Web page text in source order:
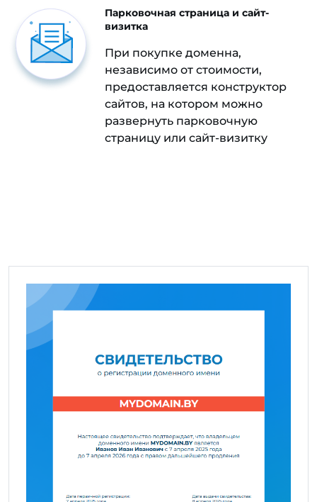
Парковочная страница и сайт-
визитка
При покупке доменна,
независимо от стоимости,
предоставляется конструктор
сайтов, на котором можно
развернуть парковочную
страницу или сайт-визитку